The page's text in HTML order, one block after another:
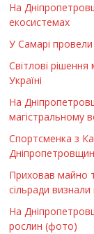
На
екосистемах
У Самарі
Світлові
Україні
На
магістральному
Спортсменка з
Приховав майно
сільради
На
рослин (фото)